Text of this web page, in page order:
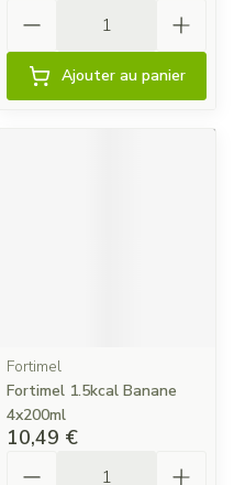
Ajouter au panier
Fortimel
Fortimel 1.5kcal Banane
4x200ml
10,49 €